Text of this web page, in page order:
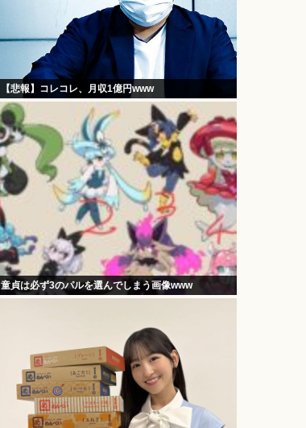
【悲報】コレコレ、月収1億円www
童貞は必ず3のパルを選んでしまう画像www